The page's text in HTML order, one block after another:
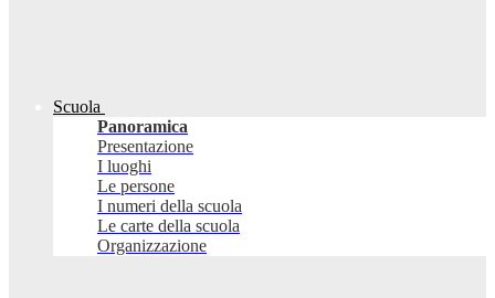
Scuola
Panoramica
Presentazione
I luoghi
Le persone
I numeri della scuola
Le carte della scuola
Organizzazione